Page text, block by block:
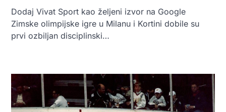
Dodaj Vivat Sport kao željeni izvor na Google
Zimske olimpijske igre u Milanu i Kortini dobile su
prvi ozbiljan disciplinski…